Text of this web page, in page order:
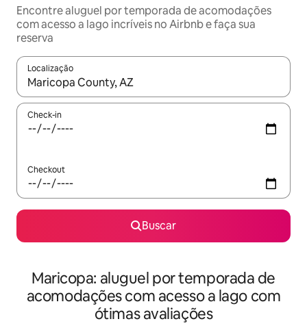
Encontre aluguel por temporada de acomodações
com acesso a lago incríveis no Airbnb e faça sua
reserva
Localização
Quando os resultados estiverem disponíveis, explore-os
Check-in
Checkout
Buscar
Maricopa: aluguel por temporada de
acomodações com acesso a lago com
ótimas avaliações